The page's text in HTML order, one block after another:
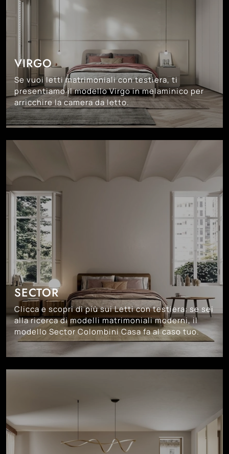
VIRGO
Se vuoi letti matrimoniali con testiera, ti
presentiamo il modello Virgo in melaminico per
arricchire la camera da letto.
SECTOR
Clicca e scopri di più sui Letti con testiera: se sei
alla ricerca di modelli matrimoniali moderni, il
modello Sector Colombini Casa fa al caso tuo.